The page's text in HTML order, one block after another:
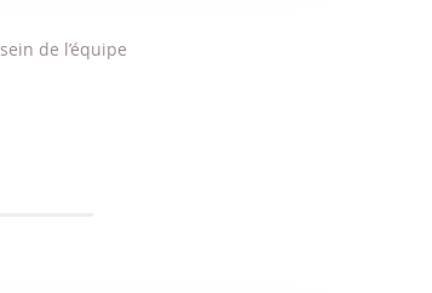
de l’équipe